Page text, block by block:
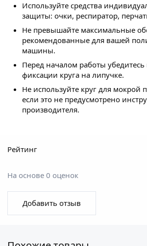
Используйте средства
защиты: очки, респиратор,
Не превышайте максимальные
рекомендованные для вашей
машины.
Перед началом работы
фиксации круга на липучке.
Не используйте круг для мокрой
если это не предусмотрено
производителя.
Рейтинг
На основе 0 оценок
Добавить отзыв